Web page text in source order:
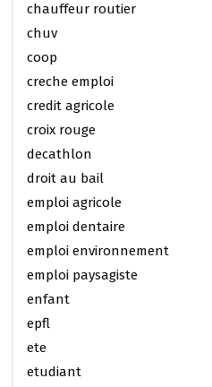
chauffeur routier
chuv
coop
creche emploi
credit agricole
croix rouge
decathlon
droit au bail
emploi agricole
emploi dentaire
emploi environnement
emploi paysagiste
enfant
epfl
ete
etudiant